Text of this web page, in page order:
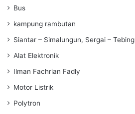
Bus
kampung rambutan
Siantar – Simalungun, Sergai – Tebing
Alat Elektronik
Ilman Fachrian Fadly
Motor Listrik
Polytron